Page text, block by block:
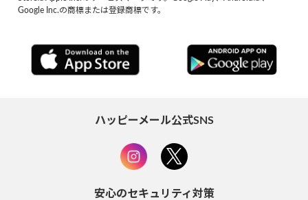
Google Inc.の商標または登録商標です。
ハッピーメール公式SNS
安心のセキュリティ対策